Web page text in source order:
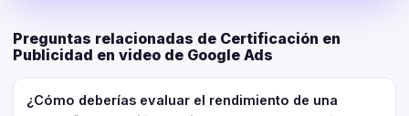
Preguntas relacionadas de Certificación en
Publicidad en video de Google Ads
¿Cómo deberías evaluar el rendimiento de una